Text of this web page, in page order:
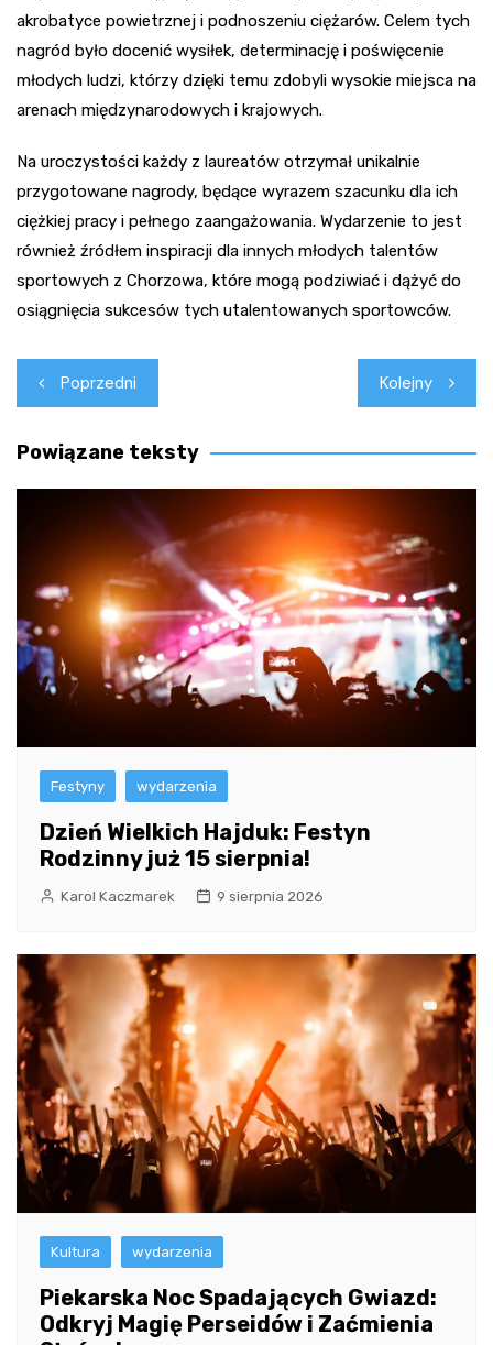
akrobatyce powietrznej i podnoszeniu ciężarów. Celem tych
nagród było docenić wysiłek, determinację i poświęcenie
młodych ludzi, którzy dzięki temu zdobyli wysokie miejsca na
arenach międzynarodowych i krajowych.
Na uroczystości każdy z laureatów otrzymał unikalnie
przygotowane nagrody, będące wyrazem szacunku dla ich
ciężkiej pracy i pełnego zaangażowania. Wydarzenie to jest
również źródłem inspiracji dla innych młodych talentów
sportowych z Chorzowa, które mogą podziwiać i dążyć do
osiągnięcia sukcesów tych utalentowanych sportowców.
Nawigacja
wpisu
Poprzedni Kolejny
Powiązane teksty
Festyny wydarzenia
Dzień Wielkich Hajduk: Festyn
Rodzinny już 15 sierpnia!
Karol Kaczmarek 9 sierpnia 2026
Kultura wydarzenia
Piekarska Noc Spadających Gwiazd:
Odkryj Magię Perseidów i Zaćmienia